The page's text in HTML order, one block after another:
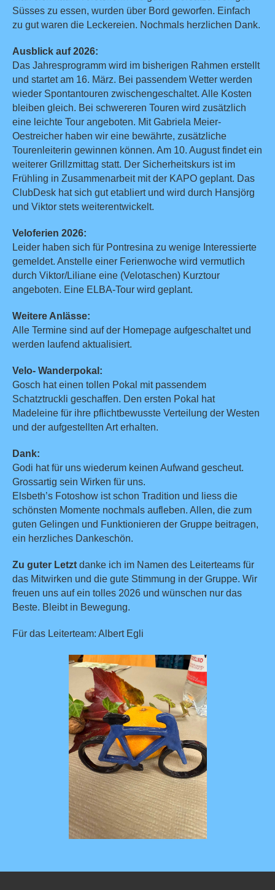
Süsses zu essen, wurden über Bord geworfen. Einfach
zu gut waren die Leckereien. Nochmals herzlichen Dank.
Ausblick auf 2026:
Das Jahresprogramm wird im bisherigen Rahmen erstellt
und startet am 16. März. Bei passendem Wetter werden
wieder Spontantouren zwischengeschaltet. Alle Kosten
bleiben gleich. Bei schwereren Touren wird zusätzlich
eine leichte Tour angeboten. Mit Gabriela Meier-
Oestreicher haben wir eine bewährte, zusätzliche
Tourenleiterin gewinnen können. Am 10. August findet ein
weiterer Grillzmittag statt. Der Sicherheitskurs ist im
Frühling in Zusammenarbeit mit der KAPO geplant. Das
ClubDesk hat sich gut etabliert und wird durch Hansjörg
und Viktor stets weiterentwickelt.
Veloferien 2026:
Leider haben sich für Pontresina zu wenige Interessierte
gemeldet. Anstelle einer Ferienwoche wird vermutlich
durch Viktor/Liliane eine (Velotaschen) Kurztour
angeboten. Eine ELBA-Tour wird geplant.
Weitere Anlässe:
Alle Termine sind auf der Homepage aufgeschaltet und
werden laufend aktualisiert.
Velo- Wanderpokal:
Gosch hat einen tollen Pokal mit passendem
Schatztruckli geschaffen. Den ersten Pokal hat
Madeleine für ihre pflichtbewusste Verteilung der Westen
und der aufgestellten Art erhalten.
Dank:
Godi hat für uns wiederum keinen Aufwand gescheut.
Grossartig sein Wirken für uns.
Elsbeth’s Fotoshow ist schon Tradition und liess die
schönsten Momente nochmals aufleben. Allen, die zum
guten Gelingen und Funktionieren der Gruppe beitragen,
ein herzliches Dankeschön.
Zu guter Letzt danke ich im Namen des Leiterteams für
das Mitwirken und die gute Stimmung in der Gruppe. Wir
freuen uns auf ein tolles 2026 und wünschen nur das
Beste. Bleibt in Bewegung.
Für das Leiterteam: Albert Egli